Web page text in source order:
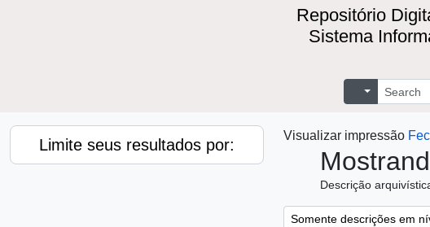
Repositório
Sistema
Buscar
Opções de
Limite seus resultados por: Visualizar impressão
Descrição
Remover filtro:
Somente descrições em